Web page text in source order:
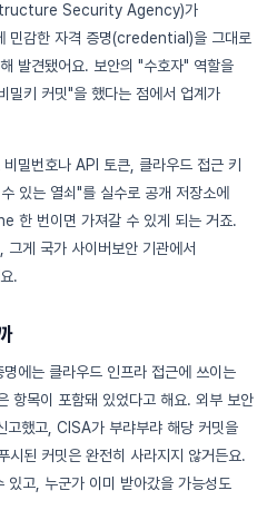
Security Agency)가
민감한 자격 증명(credential)을 그대로
발견됐어요. 보안의 "수호자" 역할을
밀키 커밋"을 했다는 점에서 업계가
밀번호나 API 토큰, 클라우드 접근 키
있는 열쇠"를 실수로 공개 저장소에
한 번이면 가져갈 수 있게 되는 거죠.
그게 국가 사이버보안 기관에서
.
에는 클라우드 인프라 접근에 쓰이는
항목이 포함돼 있었다고 해요. 외부 보안
고했고, CISA가 부랴부랴 해당 커밋을
된 커밋은 완전히 사라지지 않거든요.
있고, 누군가 이미 받아갔을 가능성도